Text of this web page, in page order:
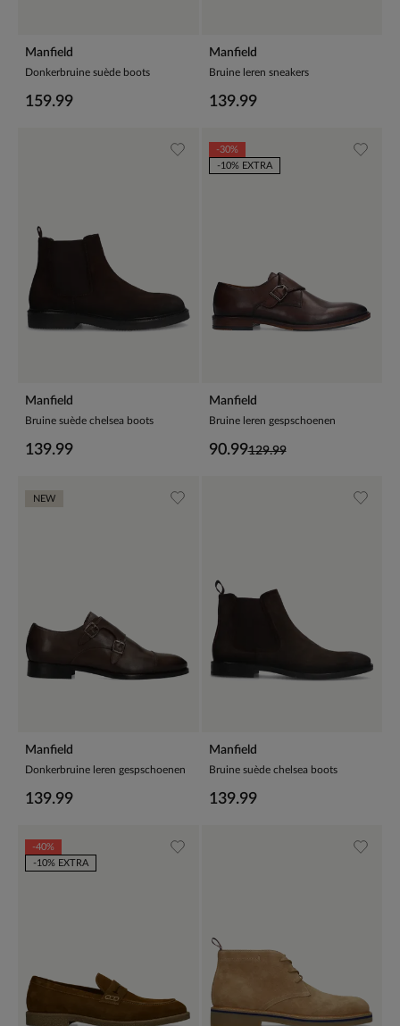
Manfield
Donkerbruine suède boots
159.99
Manfield
Bruine leren sneakers
139.99
Manfield
Bruine suède chelsea boots
139.99
Manfield
Bruine leren gespschoenen
129.99
90.99
-30%
-10% EXTRA
Manfield
Donkerbruine leren gespschoenen
139.99
NEW
Manfield
Bruine suède chelsea boots
139.99
-40%
-10% EXTRA